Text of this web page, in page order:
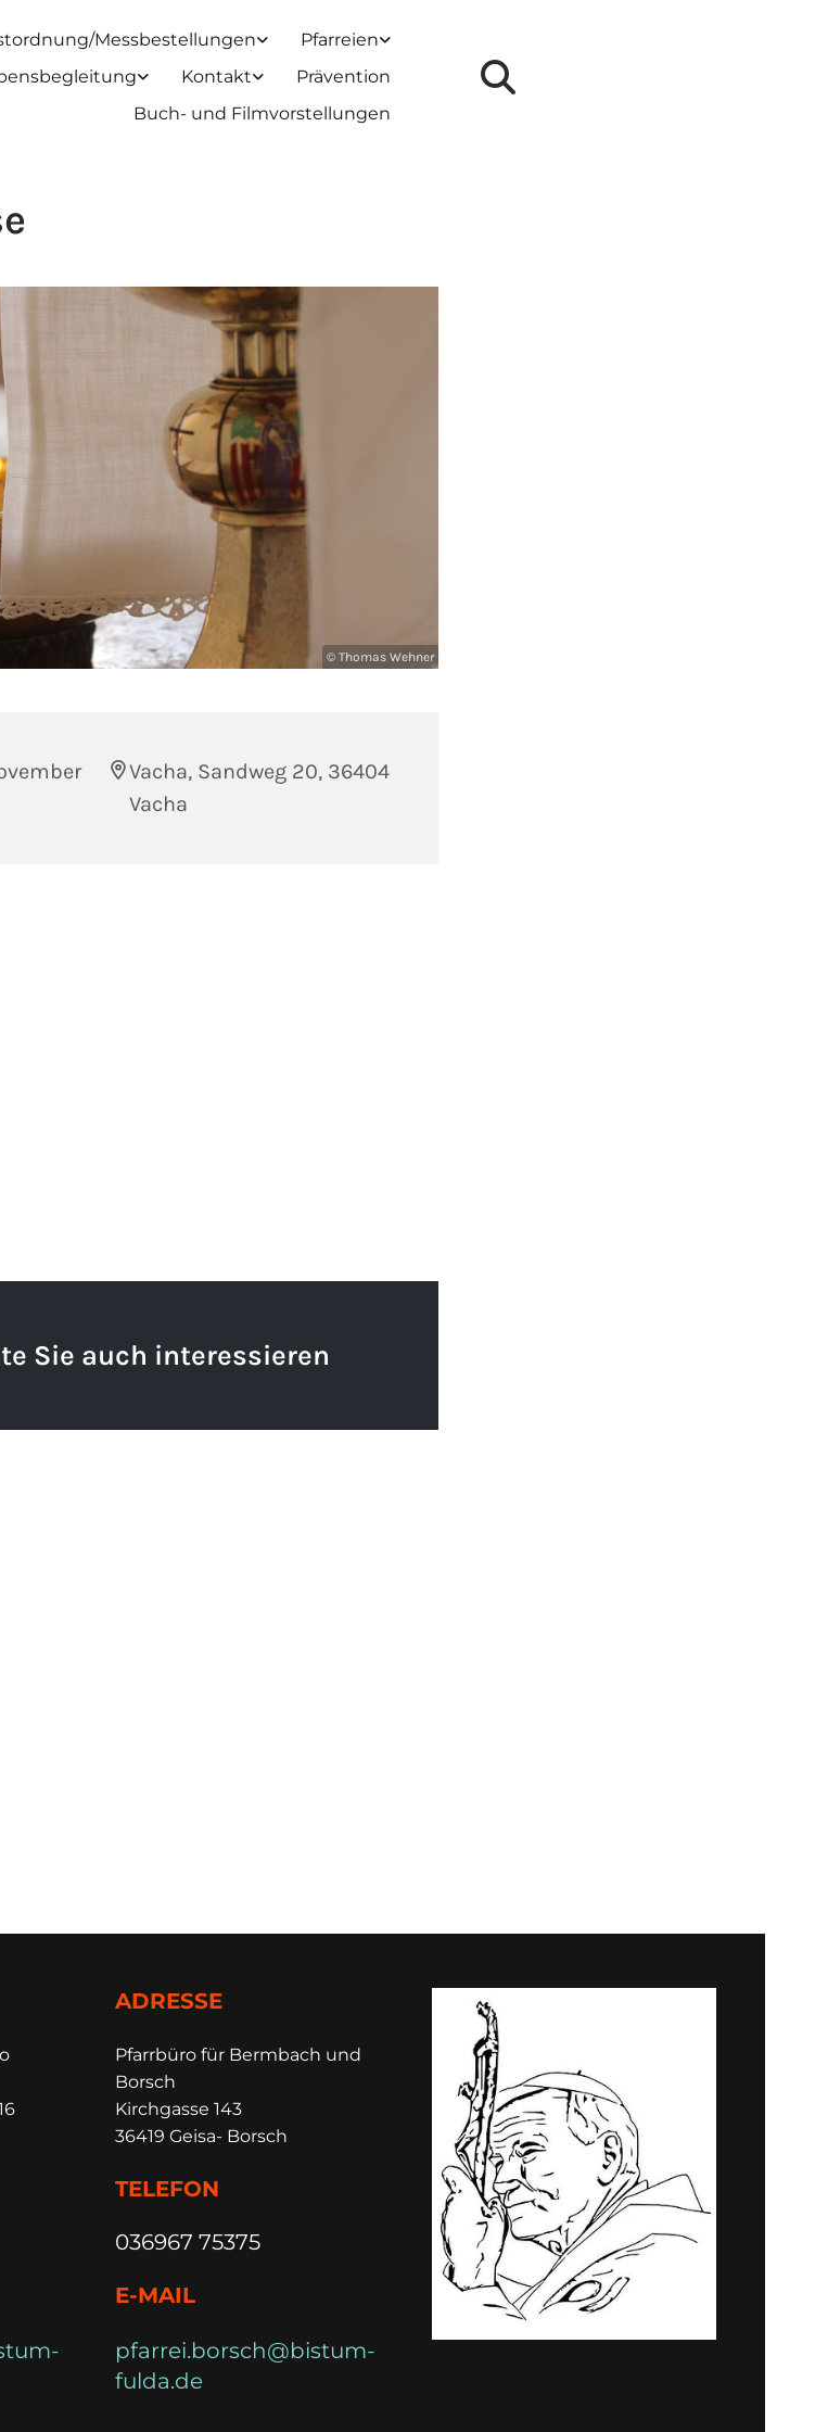
Messbestellungen
Pfarreien
Kontakt
Prävention
Buch- und Filmvorstellungen
© Thomas Wehner
Vacha, Sandweg 20, 36404
Vacha
Sie auch interessieren
ADRESSE
Pfarrbüro für Bermbach und
Borsch
Kirchgasse 143
36419 Geisa- Borsch
TELEFON
036967 75375
E-MAIL
pfarrei.borsch@bistum-
fulda.de